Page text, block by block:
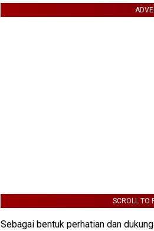
SCROLL TO
Sebagai bentuk perhatian dan